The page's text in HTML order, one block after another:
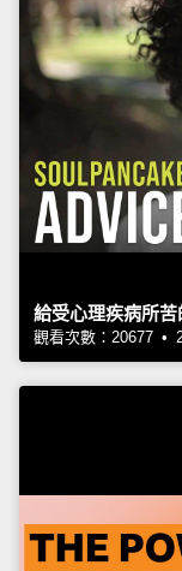
給受心理疾病所
觀看次數：20677 •